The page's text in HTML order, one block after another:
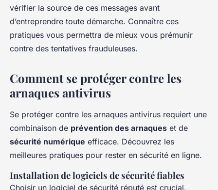
vérifier la source de ces messages avant
d’entreprendre toute démarche. Connaître ces
pratiques vous permettra de mieux vous prémunir
contre des tentatives frauduleuses.
Comment se protéger contre les
arnaques antivirus
Se protéger contre les arnaques antivirus requiert une
combinaison de prévention des arnaques et de
sécurité numérique efficace. Découvrez les
meilleures pratiques pour rester en sécurité en ligne.
Installation de logiciels de sécurité fiables
Choisir un logiciel de sécurité réputé est crucial.